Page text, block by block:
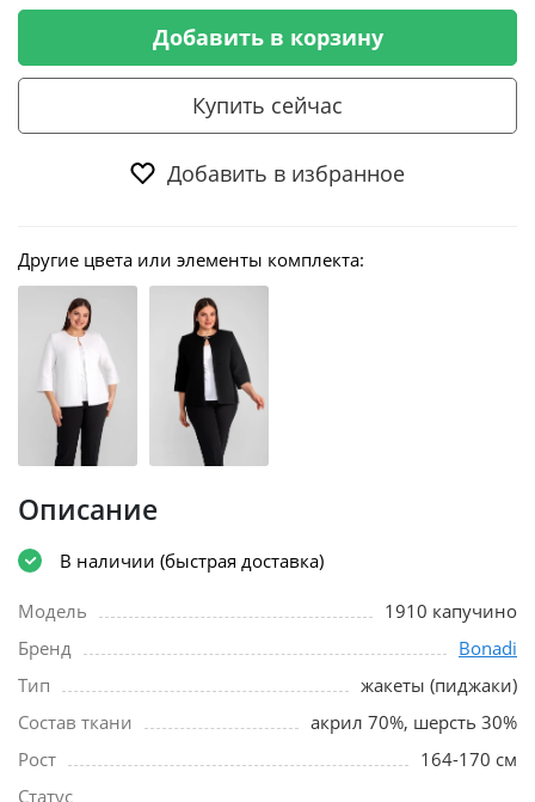
Добавить в корзину
Купить сейчас
Добавить в избранное
Другие цвета или элементы комплекта:
Описание
В наличии (быстрая доставка)
Модель
1910 капучино
Бренд
Bonadi
Тип
жакеты (пиджаки)
Состав ткани
акрил 70%, шерсть 30%
Рост
164-170 см
Статус